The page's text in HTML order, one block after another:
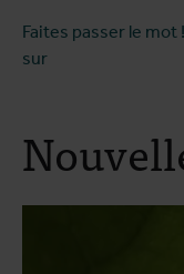
Faites passer le
sur